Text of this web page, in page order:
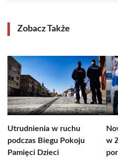
Zobacz Także
Utrudnienia w ruchu
podczas Biegu Pokoju
Pamięci Dzieci
w